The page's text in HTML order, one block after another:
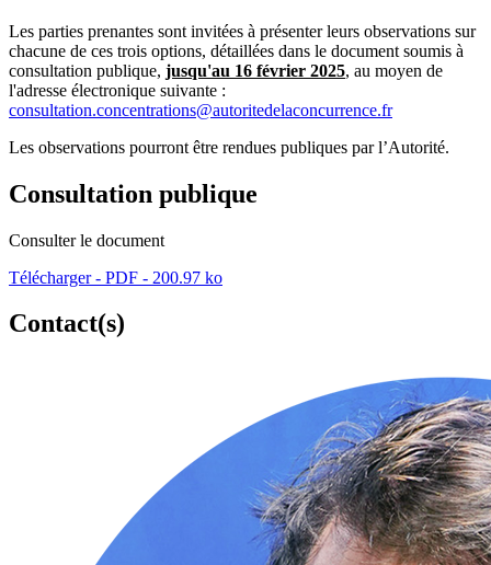
Les parties prenantes sont invitées à présenter leurs observations sur
chacune de ces trois options, détaillées dans le document soumis à
consultation publique, jusqu'au 16 février 2025, au moyen de
l'adresse électronique suivante :
consultation.concentrations@autoritedelaconcurrence.fr
Les observations pourront être rendues publiques par l’Autorité.
Consultation publique
Consulter le document
Télécharger - PDF - 200.97 ko
Contact(s)